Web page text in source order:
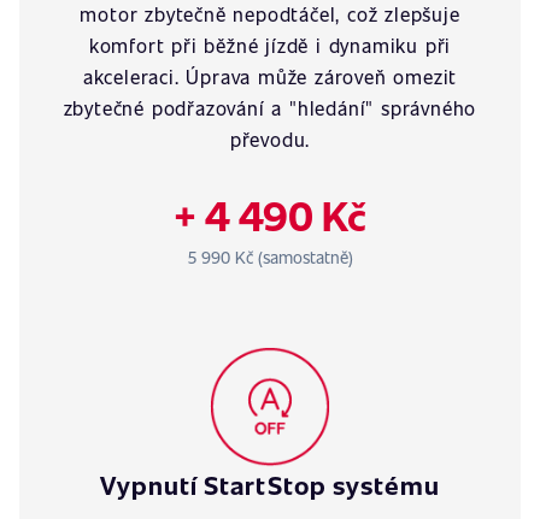
motor zbytečně nepodtáčel, což zlepšuje
komfort při běžné jízdě i dynamiku při
akceleraci. Úprava může zároveň omezit
zbytečné podřazování a "hledání" správného
převodu.
+ 4 490 Kč
5 990 Kč (samostatně)
Vypnutí StartStop systému